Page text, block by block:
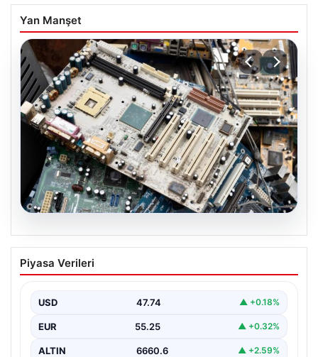
Yan Manşet
Kurumsal Elektronik Dönüşümü ve
Sürdürülebilir Hizmetleri
şirketler altyapı parklarını sürekli aralıklarla
yenilemektedir. Söz konusu yenileme süreçlerinde…
Piyasa Verileri
USD 47.74 ▲ +0.18%
EUR 55.25 ▲ +0.32%
ALTIN 6660.6 ▲ +2.59%